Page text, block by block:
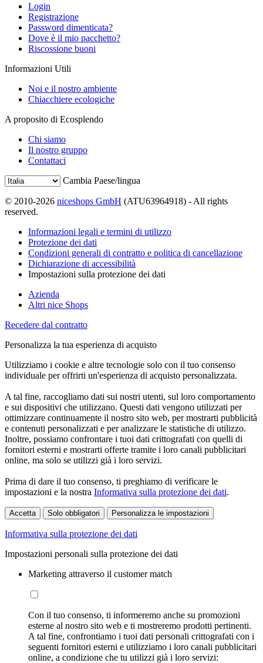
Login
Registrazione
Password dimenticata?
Dove è il mio pacchetto?
Riscossione buoni
Informazioni Utili
Noi e il nostro ambiente
Chiacchiere ecologiche
A proposito di Ecosplendo
Chi siamo
Il nostro gruppo
Contattaci
Cambia Paese/lingua
© 2010-2026 niceshops GmbH (ATU63964918) - All rights
reserved.
Informazioni legali e termini di utilizzo
Protezione dei dati
Condizioni generali di contratto e politica di cancellazione
Dichiarazione di accessibilità
Impostazioni sulla protezione dei dati
Azienda
Altri nice Shops
Recedere dal contratto
Personalizza la tua esperienza di acquisto
Utilizziamo i cookie e altre tecnologie solo con il tuo consenso
individuale per offrirti un'esperienza di acquisto personalizzata.
A tal fine, raccogliamo dati sui nostri utenti, sul loro comportamento
e sui dispositivi che utilizzano. Questi dati vengono utilizzati per
ottimizzare continuamente il nostro sito web, per mostrarti pubblicità
e contenuti personalizzati e per analizzare le statistiche di utilizzo.
Inoltre, possiamo confrontare i tuoi dati crittografati con quelli di
fornitori esterni e mostrarti offerte tramite i loro canali pubblicitari
online, ma solo se utilizzi già i loro servizi.
Prima di dare il tuo consenso, ti preghiamo di verificare le
impostazioni e la nostra Informativa sulla protezione dei dati.
Accetta Solo obbligatori Personalizza le impostazioni
Informativa sulla protezione dei dati
Impostazioni personali sulla protezione dei dati
Marketing attraverso il customer match
Con il tuo consenso, ti informeremo anche su promozioni
esterne al nostro sito web e ti mostreremo prodotti pertinenti.
A tal fine, confrontiamo i tuoi dati personali crittografati con i
seguenti fornitori esterni e utilizziamo i loro canali pubblicitari
online, a condizione che tu utilizzi già i loro servizi: